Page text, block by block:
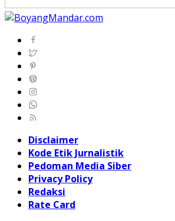
Disclaimer
Kode Etik Jurnalistik
Pedoman Media Siber
Privacy Policy
Redaksi
Rate Card